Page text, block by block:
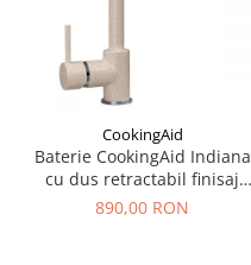
CookingAid
Baterie CookingAid Indiana
cu dus retractabil finisaj
granit Bej Pigmentat /
890,00 RON